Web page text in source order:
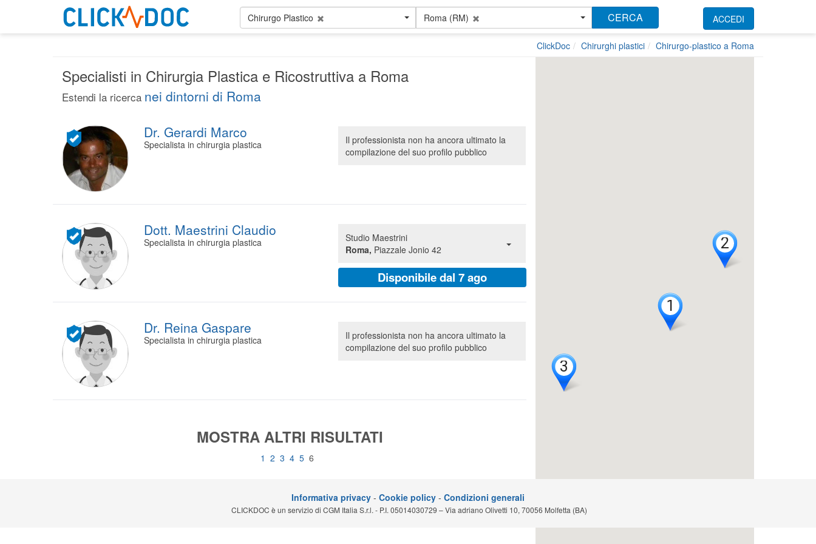
Chirurgo Plastico Roma (RM) CERCA ACCEDI
ClickDoc Chirurghi plastici Chirurgo-plastico a Roma
Specialisti in Chirurgia Plastica e Ricostruttiva a Roma
Estendi la ricerca nei dintorni di Roma
Dr. Gerardi Marco
Specialista in chirurgia plastica
Il professionista non ha ancora ultimato la
compilazione del suo profilo pubblico
Dott. Maestrini Claudio
Specialista in chirurgia plastica
Studio Maestrini
Roma, Piazzale Jonio 42
Disponibile dal 7 ago
Dr. Reina Gaspare
Specialista in chirurgia plastica
Il professionista non ha ancora ultimato la
compilazione del suo profilo pubblico
MOSTRA ALTRI RISULTATI
1 2 3 4 5 6
1
2
3
1
2
3
Informativa privacy - Cookie policy - Condizioni generali
CLICKDOC è un servizio di CGM Italia S.r.l. - P.I. 05014030729 – Via adriano Olivetti 10, 70056 Molfetta (BA)